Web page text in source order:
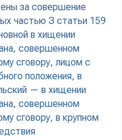
за совершение
частью З статьи 159
в хищении
совершенном
сговору, лицом с
положения, в
— в хищении
совершенном
сговору, в крупном